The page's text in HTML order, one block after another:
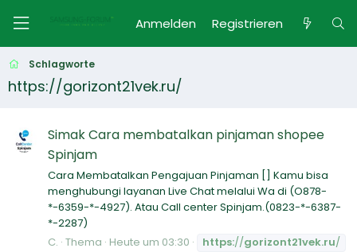
Anmelden Registrieren
Schlagworte
https://gorizont21vek.ru/
Simak Cara membatalkan pinjaman shopee
Spinjam
Cara Membatalkan Pengajuan Pinjaman [] Kamu bisa
menghubungi layanan Live Chat melalui Wa di (O878-
*-6359-*-4927). Atau Call center Spinjam.(0823-*-6387-
*-2287)
C. Thema Heute um 03:30 https://gorizont21vek.ru/